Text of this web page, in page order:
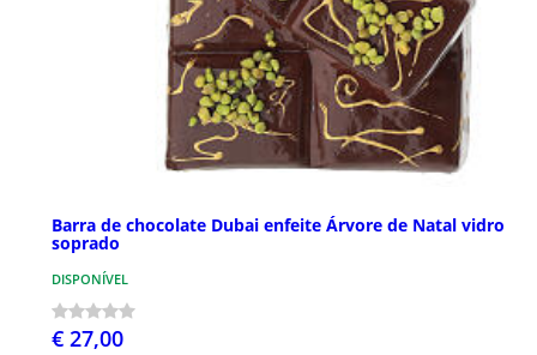
Barra de chocolate Dubai enfeite Árvore de Natal vidro
soprado
DISPONÍVEL
€ 27,00